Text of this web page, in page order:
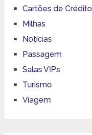
Cartões de Crédito
Milhas
Notícias
Passagem
Salas VIPs
Turismo
Viagem